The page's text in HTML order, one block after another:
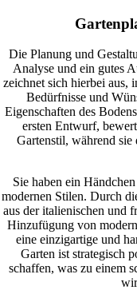
Die Planung und
Analyse und ein gutes
zeichnet sich hierbei aus,
Bedürfnisse und
Eigenschaften des
ersten Entwurf,
Gartenstil, während
Sie haben ein
modernen Stilen. Durch
aus der italienischen und
Hinzufügung von
eine einzigartige und
Garten ist strategisch
schaffen, was zu einem